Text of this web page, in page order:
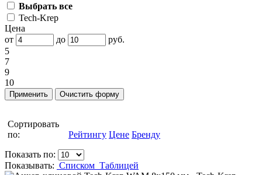
Выбрать все
Tech-Krep
Цена
от
до
руб.
5
7
9
10
Сортировать
по:
Рейтингу Цене Бренду
Показать по:
Показывать: Списком Таблицей